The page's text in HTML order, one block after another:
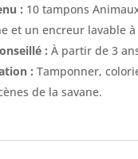
: 10 tampons
et un encreur lavable
: À partir de 3
: Tamponner,
de la savane.